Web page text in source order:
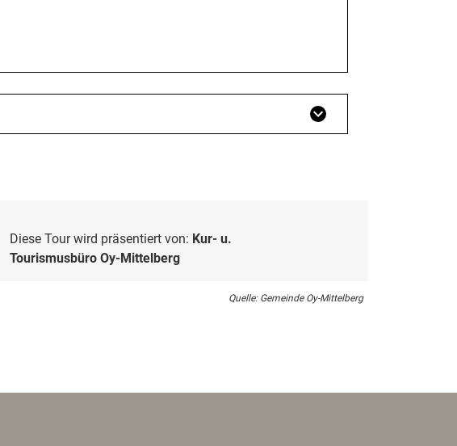
Diese Tour wird präsentiert von: Kur- u.
Tourismusbüro Oy-Mittelberg
Quelle: Gemeinde Oy-Mittelberg